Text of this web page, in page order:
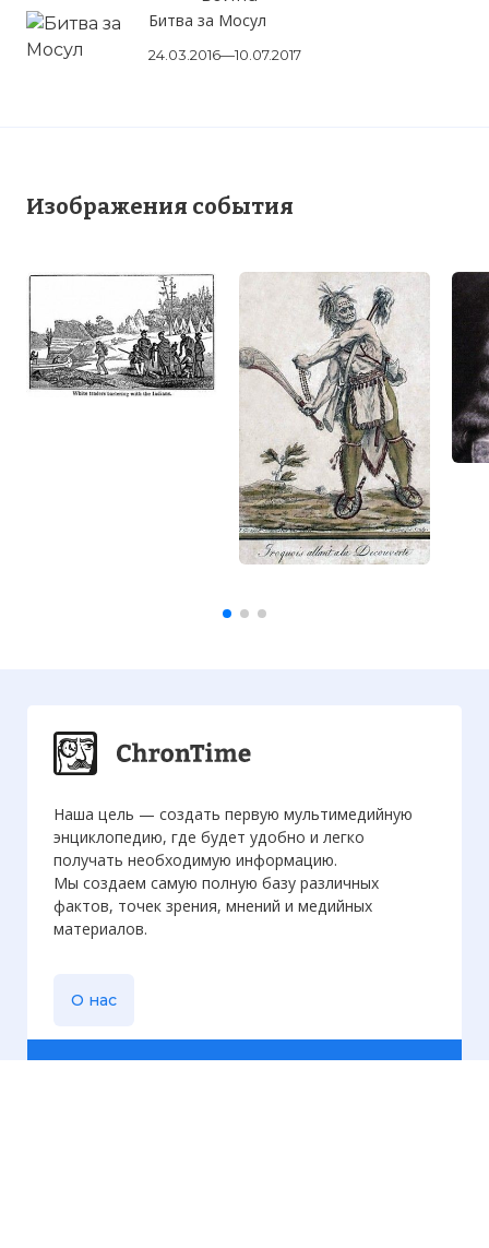
Битва за Мосул
24.03.2016—10.07.2017
Изображения события
Наша цель — создать первую мультимедийную
энциклопедию, где будет удобно и легко
получать необходимую информацию.
Мы создаем самую полную базу различных
фактов, точек зрения, мнений и медийных
материалов.
О нас